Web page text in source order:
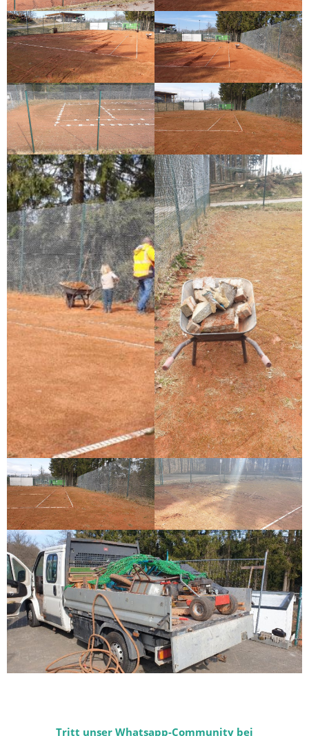
Tritt unser Whatsapp-Community bei